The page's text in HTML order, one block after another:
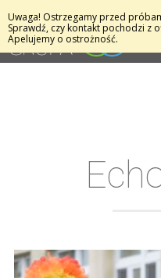
Uwaga! Ostrzegamy przed
Sprawdź, czy kontakt pochodzi z
Apelujemy o ostrożność.